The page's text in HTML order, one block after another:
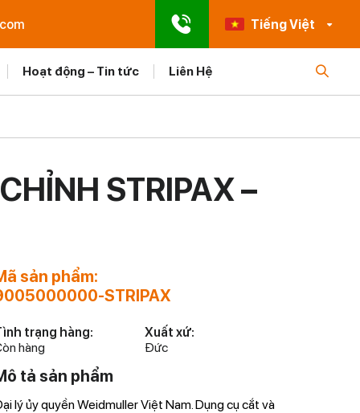
Tiếng Việt
Hoạt động – Tin tức Liên Hệ
STRIPAX –
sản phẩm:
STRIPAX
trạng hàng:
hàng
Xuất xứ:
Đức
tả sản phẩm
lý ủy quyền Weidmuller Việt Nam. Dụng cụ cắt và